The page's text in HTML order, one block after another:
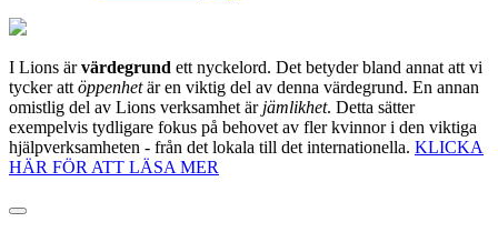
I Lions ärvärdegrund ett nyckelord. Det betyder bland annat att vi
tycker att öppenhetär en viktig del av denna värdegrund. En annan
omistlig del av Lions verksamhet är jämlikhet. Detta sätter
exempelvis tydligare fokus på behovet av fler kvinnor i den viktiga
hjälpverksamheten - från det lokala till det internationella. KLICKA
HÄR FÖR ATT LÄSA MER